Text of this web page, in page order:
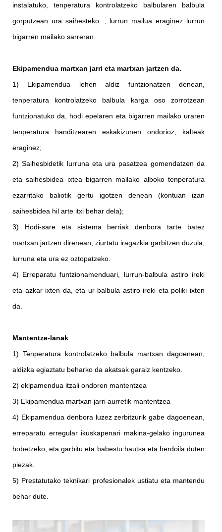
instalatuko, tenperatura kontrolatzeko balbularen balbula
gorputzean ura saihesteko. , lurrun mailua eraginez lurrun
bigarren mailako sarreran.
Ekipamendua martxan jarri eta martxan jartzen da.
1) Ekipamendua lehen aldiz funtzionatzen denean,
tenperatura kontrolatzeko balbula karga oso zorrotzean
funtzionatuko da, hodi epelaren eta bigarren mailako uraren
tenperatura handitzearen eskakizunen ondorioz, kalteak
eraginez;
2) Saihesbidetik lurruna eta ura pasatzea gomendatzen da
eta saihesbidea ixtea bigarren mailako alboko tenperatura
ezarritako baliotik gertu igotzen denean (kontuan izan
saihesbidea hil arte itxi behar dela);
3) Hodi-sare eta sistema berriak denbora tarte batez
martxan jartzen direnean, ziurtatu iragazkia garbitzen duzula,
lurruna eta ura ez oztopatzeko.
4) Erreparatu funtzionamenduari, lurrun-balbula astiro ireki
eta azkar ixten da, eta ur-balbula astiro ireki eta poliki ixten
da.
Mantentze-lanak
1) Tenperatura kontrolatzeko balbula martxan dagoenean,
aldizka egiaztatu beharko da akatsak garaiz kentzeko.
2) ekipamendua itzali ondoren mantentzea
3) Ekipamendua martxan jarri aurretik mantentzea
4) Ekipamendua denbora luzez zerbitzurik gabe dagoenean,
erreparatu erregular ikuskapenari makina-gelako ingurunea
hobetzeko, eta garbitu eta babestu hautsa eta herdoila duten
piezak.
5) Prestatutako teknikari profesionalek ustiatu eta mantendu
behar dute.